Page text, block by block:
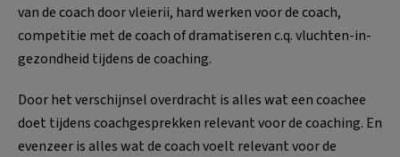
van de coach door vleierii, hard werken voor de coach,
competitie met de coach of dramatiseren c.q. vluchten-in-
gezondheid tijdens de coaching.
Door het verschijnsel overdracht is alles wat een coachee
doet tijdens coachgesprekken relevant voor de coaching. En
evenzeer is alles wat de coach voelt relevant voor de